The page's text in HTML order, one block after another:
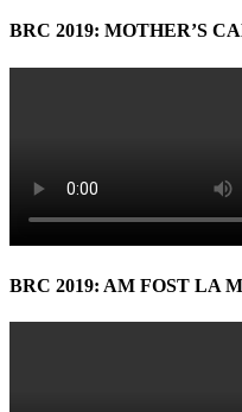
BRC 2019: MOTHER’S
BRC 2019: AM FOST LA